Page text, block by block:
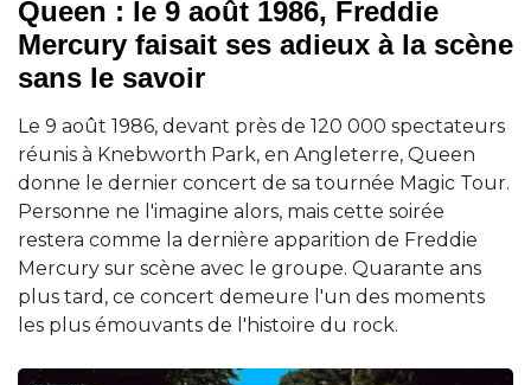
Queen : le 9 août 1986, Freddie
Mercury faisait ses adieux à la scène
sans le savoir
Le 9 août 1986, devant près de 120 000 spectateurs
réunis à Knebworth Park, en Angleterre, Queen
donne le dernier concert de sa tournée Magic Tour.
Personne ne l'imagine alors, mais cette soirée
restera comme la dernière apparition de Freddie
Mercury sur scène avec le groupe. Quarante ans
plus tard, ce concert demeure l'un des moments
les plus émouvants de l'histoire du rock.